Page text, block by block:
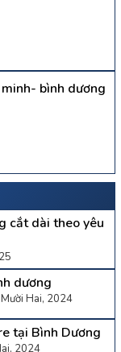
bình dương
cắt dài theo yêu
dương
Hai, 2024
tại Bình Dương
2024